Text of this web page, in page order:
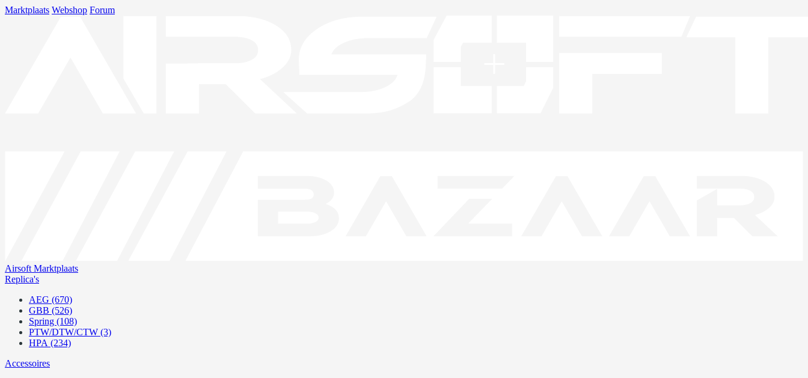
Marktplaats Webshop Forum
Airsoft Marktplaats
Replica's
AEG (670)
GBB (526)
Spring (108)
PTW/DTW/CTW (3)
HPA (234)
Accessoires